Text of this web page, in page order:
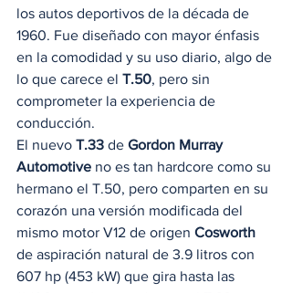
los autos deportivos de la década de
1960. Fue diseñado con mayor énfasis
en la comodidad y su uso diario, algo de
lo que carece el T.50, pero sin
comprometer la experiencia de
conducción.
El nuevo T.33 de Gordon Murray
Automotive no es tan hardcore como su
hermano el T.50, pero comparten en su
corazón una versión modificada del
mismo motor V12 de origen Cosworth
de aspiración natural de 3.9 litros con
607 hp (453 kW) que gira hasta las